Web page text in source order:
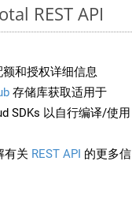
REST API
和授权详细信息
存储库获取适用于
SDKs 以自行编译/使用
有关 REST API 的更多信